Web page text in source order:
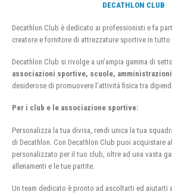
DECATHLON CLUB
Decathlon Club è dedicato ai professionisti e fa
creatore e fornitore di attrezzature sportive in tutto
Decathlon Club si rivolge a un’ampia gamma di
associazioni sportive, scuole,
desiderose di promuovere l’attività fisica tra
Per i club e le associazione sportive:
Personalizza la tua divisa, rendi unica la tua
di Decathlon. Con Decathlon Club puoi acquistare
personalizzato per il tuo club, oltre ad una vasta
allenamenti e le tue partite.
Un team dedicato è pronto ad ascoltarti ed aiutarti